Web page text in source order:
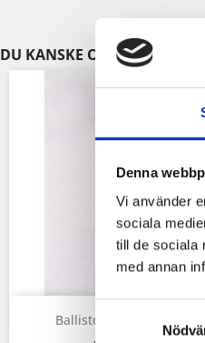
Denna
Vi använder
sociala
till de sociala
med annan
DU KANSKE OCKSÅ GILLAR
Ballistol Universalolja...
